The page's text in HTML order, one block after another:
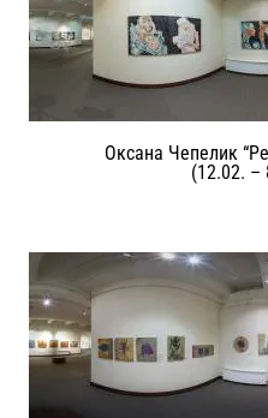
Оксана Чепелик
(12.02. –